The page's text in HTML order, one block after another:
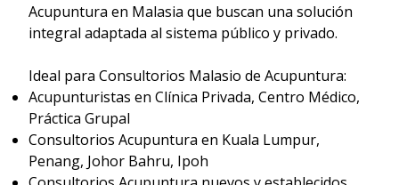
Acupuntura en Malasia que buscan una solución
integral adaptada al sistema público y privado.
Ideal para Consultorios Malasio de Acupuntura:
Acupunturistas en Clínica Privada, Centro Médico,
Práctica Grupal
Consultorios Acupuntura en Kuala Lumpur,
Penang, Johor Bahru, Ipoh